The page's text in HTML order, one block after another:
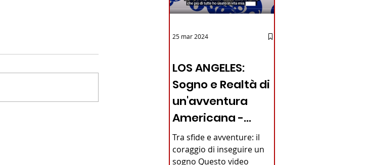
LOS ANGELES:
Sogno e Realtà di
un'avventura
Americana -
VIDEO
Tra sfide e avventure: il
coraggio di inseguire un
sogno Questo video
25 mar 2024